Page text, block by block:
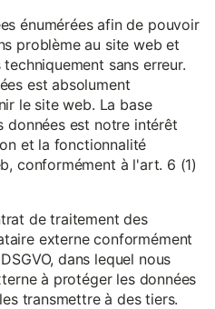
énumérées afin de pouvoir
problème au site web et
sans erreur.
est absolument
le site web. La base
données est notre intérêt
et la fonctionnalité
conformément à l'art. 6 (1)
de traitement des
externe conformément
dans lequel nous
à protéger les données
transmettre à des tiers.